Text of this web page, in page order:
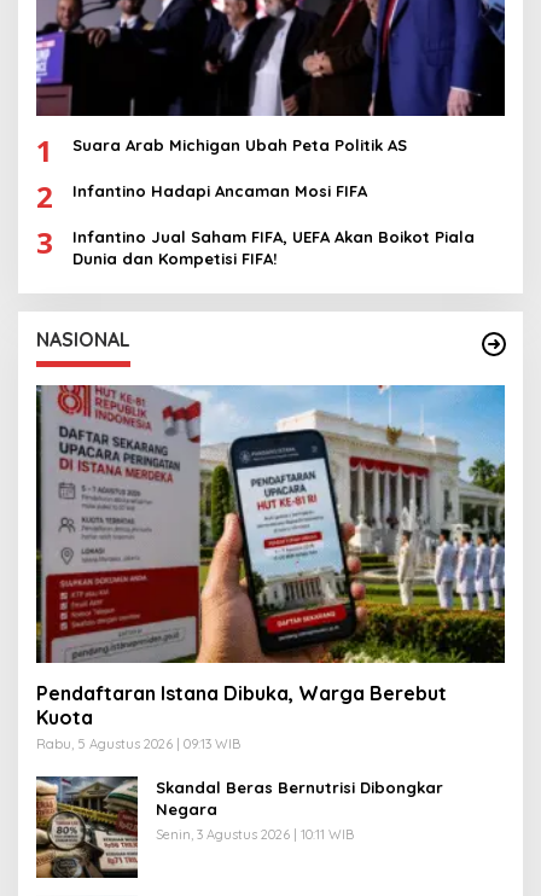
1 Suara Arab Michigan Ubah Peta Politik AS
2 Infantino Hadapi Ancaman Mosi FIFA
3
Infantino Jual Saham FIFA, UEFA Akan Boikot Piala
Dunia dan Kompetisi FIFA!
NASIONAL
Pendaftaran Istana Dibuka, Warga Berebut
Kuota
Rabu, 5 Agustus 2026 | 09:13 WIB
Skandal Beras Bernutrisi Dibongkar
Negara
Senin, 3 Agustus 2026 | 10:11 WIB